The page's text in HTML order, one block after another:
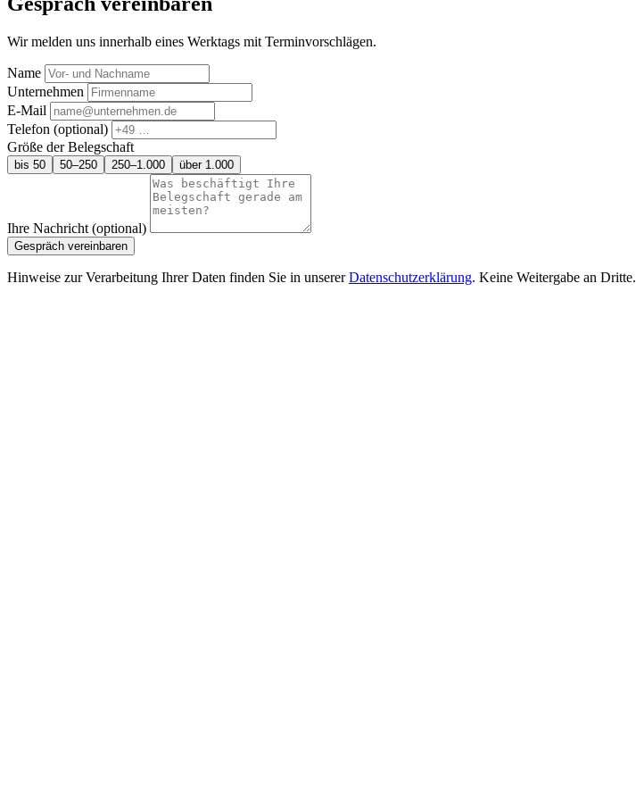
Wir melden uns innerhalb eines Werktags mit Terminvorschlägen.
Name
Unternehmen
E-Mail
Telefon (optional)
Größe der Belegschaft
bis 50 50–250 250–1.000 über 1.000
Ihre Nachricht (optional)
Gespräch vereinbaren
Hinweise zur Verarbeitung Ihrer Daten finden Sie in unsererDatenschutzerklärung. Keine Weitergabe an Dritte.